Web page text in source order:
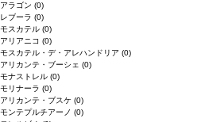
アラゴン (0)
レブーラ (0)
モスカテル (0)
アリアニコ (0)
モスカテル・デ・アレハンドリア (0)
アリカンテ・ブーシェ (0)
モナストレル (0)
モリナーラ (0)
アリカンテ・ブスケ (0)
モンテプルチアーノ (0)